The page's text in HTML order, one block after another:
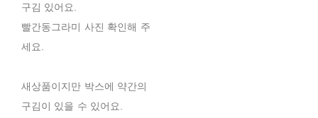
구김 있어요.
빨간동그라미 사진 확인해 주
세요.
새상품이지만 박스에 약간의
구김이 있을 수 있어요.